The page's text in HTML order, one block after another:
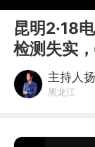
昆明2·18
检测失实
主持人
黑龙江